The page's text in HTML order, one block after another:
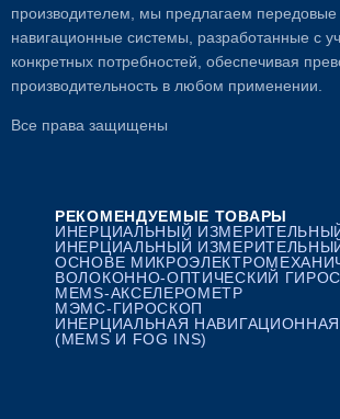
производителем, мы предлагаем
навигационные системы, разработанные с
конкретных потребностей, обеспечивая
производительность в любом применении.
Все права защищены
РЕКОМЕНДУЕМЫЕ ТОВАРЫ
ИНЕРЦИАЛЬНЫЙ
ИНЕРЦИАЛЬНЫЙ
ОСНОВЕ
ВОЛОКОННО-ОПТИЧЕСКИЙ
MEMS-АКСЕЛЕРОМЕТР
МЭМС-ГИРОСКОП
ИНЕРЦИАЛЬНАЯ
(MEMS И FOG INS)